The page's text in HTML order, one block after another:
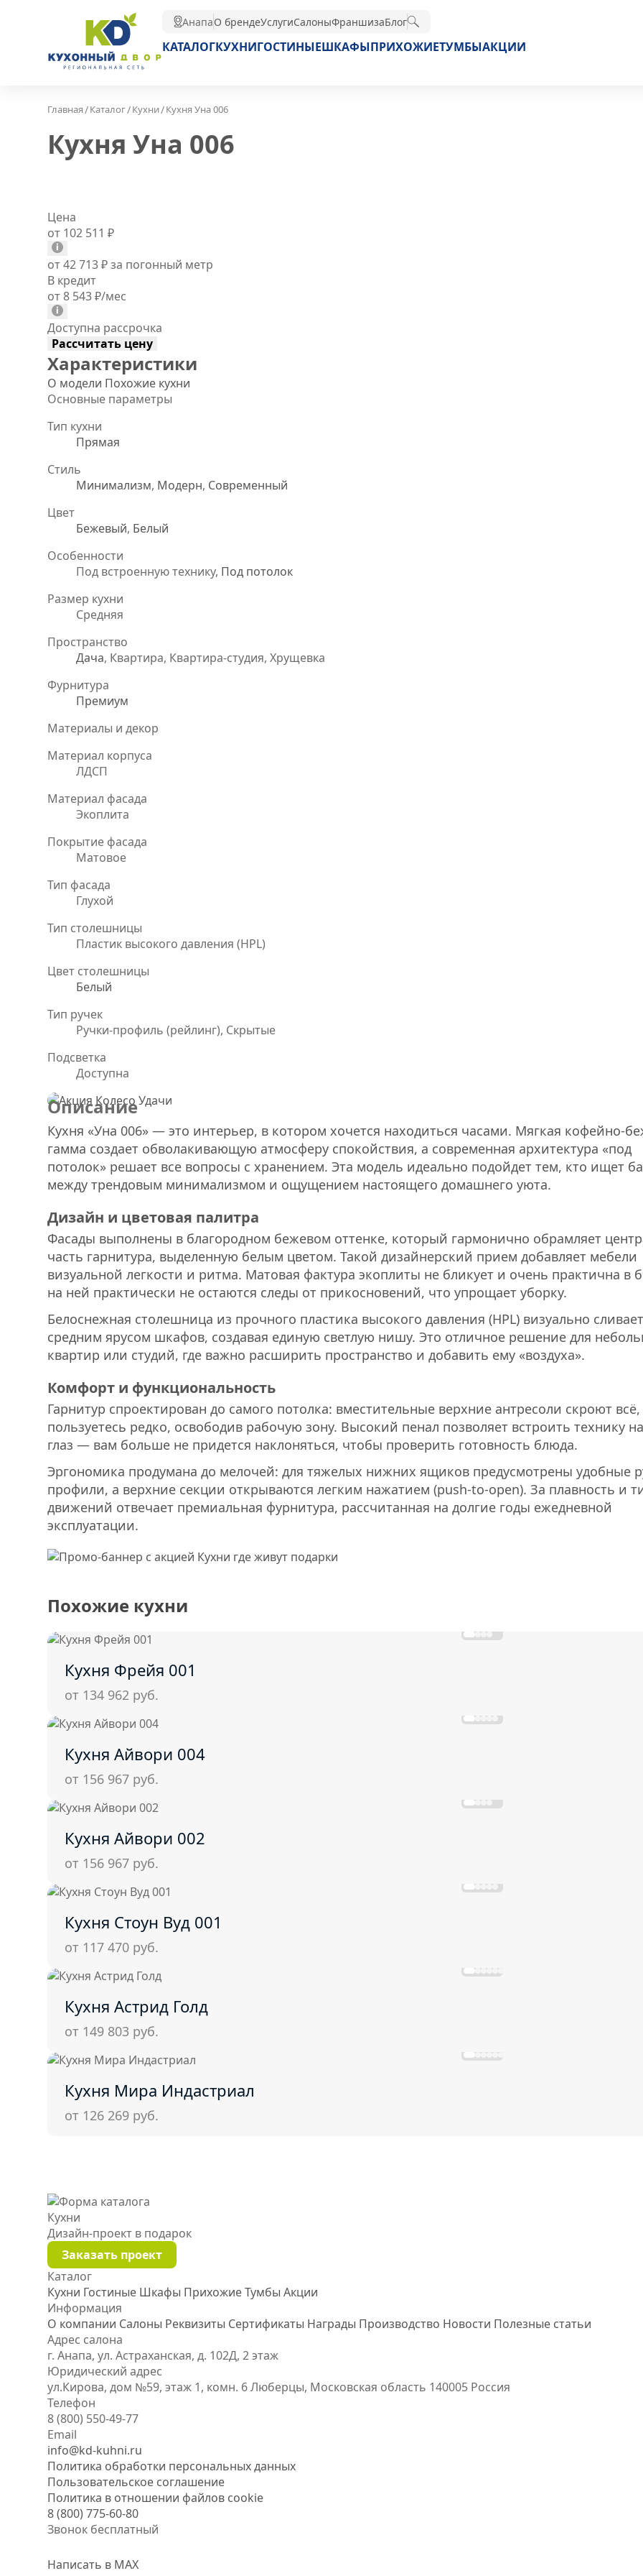
АнапаО брендеУслугиСалоныФраншизаБлог
КАТАЛОГКУХНИГОСТИНЫЕШКАФЫПРИХОЖИЕТУМБЫАКЦИИ
Главная/Каталог/Кухни/Кухня Уна 006
Кухня Уна 006
Цена
от 102 511 ₽
от 42 713₽за погонный метр
В кредит
от 8 543₽/мес
Доступна рассрочка
Рассчитать цену
Характеристики
О модели Похожие кухни
Основные параметры
Тип кухни
Прямая
Стиль
Минимализм, Модерн, Современный
Цвет
Бежевый, Белый
Особенности
Под встроенную технику, Под потолок
Размер кухни
Средняя
Пространство
Дача, Квартира, Квартира-студия, Хрущевка
Фурнитура
Премиум
Материалы и декор
Материал корпуса
ЛДСП
Материал фасада
Экоплита
Покрытие фасада
Матовое
Тип фасада
Глухой
Тип столешницы
Пластик высокого давления (HPL)
Цвет столешницы
Белый
Тип ручек
Ручки-профиль (рейлинг), Скрытые
Подсветка
Доступна
Описание
Кухня «Уна 006» — это интерьер, в котором хочется находиться часами. Мягкая кофейно-
гамма создает обволакивающую атмосферу спокойствия, а современная архитектура «под
потолок» решает все вопросы с хранением. Эта модель идеально подойдет тем, кто ищет
между трендовым минимализмом и ощущением настоящего домашнего уюта.
Дизайн и цветовая палитра
Фасады выполнены в благородном бежевом оттенке, который гармонично обрамляет
часть гарнитура, выделенную белым цветом. Такой дизайнерский прием добавляет мебели
визуальной легкости и ритма. Матовая фактура экоплиты не бликует и очень практична в
на ней практически не остаются следы от прикосновений, что упрощает уборку.
Белоснежная столешница из прочного пластика высокого давления (HPL) визуально
средним ярусом шкафов, создавая единую светлую нишу. Это отличное решение для
квартир или студий, где важно расширить пространство и добавить ему «воздуха».
Комфорт и функциональность
Гарнитур спроектирован до самого потолка: вместительные верхние антресоли скроют
пользуетесь редко, освободив рабочую зону. Высокий пенал позволяет встроить технику
глаз — вам больше не придется наклоняться, чтобы проверить готовность блюда.
Эргономика продумана до мелочей: для тяжелых нижних ящиков предусмотрены удобные
профили, а верхние секции открываются легким нажатием (push-to-open). За плавность и
движений отвечает премиальная фурнитура, рассчитанная на долгие годы ежедневной
эксплуатации.
Похожие кухни
Кухня Фрейя 001
от 134 962 руб.
Кухня Айвори 004
от 156 967 руб.
Кухня Айвори 002
от 156 967 руб.
Кухня Стоун Вуд 001
от 117 470 руб.
Кухня Астрид Голд
от 149 803 руб.
Кухня Мира Индастриал
от 126 269 руб.
Кухни
Дизайн-проект в подарок
Заказать проект
Каталог
Кухни Гостиные Шкафы ПрихожиеТумбы Акции
Информация
О компании Салоны Реквизиты Сертификаты Награды Производство Новости Полезные статьи
Адрес салона
г. Анапа, ул. Астраханская, д. 102Д, 2 этаж
Юридический адрес
ул.Кирова, дом №59, этаж 1, комн. 6Люберцы, Московская область 140005 Россия
Телефон
8 (800) 550-49-77
Email
info@kd-kuhni.ru
Политика обработки персональных данных
Пользовательское соглашение
Политика в отношении файлов cookie
8 (800) 775-60-80
Звонок бесплатный
Написать в MAX